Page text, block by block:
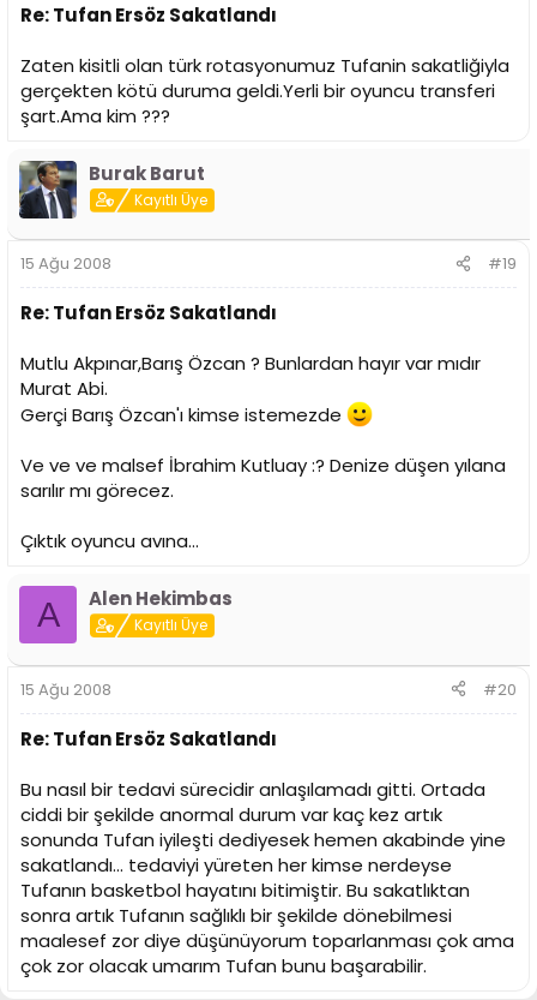
Re: Tufan Ersöz Sakatlandı
Zaten kisitli olan türk rotasyonumuz Tufanin sakatliğiyla
gerçekten kötü duruma geldi.Yerli bir oyuncu transferi
şart.Ama kim ???
Burak Barut
Kayıtlı Üye
15 Ağu 2008 #19
Re: Tufan Ersöz Sakatlandı
Mutlu Akpınar,Barış Özcan ? Bunlardan hayır var mıdır
Murat Abi.
Gerçi Barış Özcan'ı kimse istemezde
Ve ve ve malsef İbrahim Kutluay :? Denize düşen yılana
sarılır mı görecez.
Çıktık oyuncu avına...
A Alen Hekimbas
Kayıtlı Üye
15 Ağu 2008 #20
Re: Tufan Ersöz Sakatlandı
Bu nasıl bir tedavi sürecidir anlaşılamadı gitti. Ortada
ciddi bir şekilde anormal durum var kaç kez artık
sonunda Tufan iyileşti dediyesek hemen akabinde yine
sakatlandı... tedaviyi yüreten her kimse nerdeyse
Tufanın basketbol hayatını bitimiştir. Bu sakatlıktan
sonra artık Tufanın sağlıklı bir şekilde dönebilmesi
maalesef zor diye düşünüyorum toparlanması çok ama
çok zor olacak umarım Tufan bunu başarabilir.